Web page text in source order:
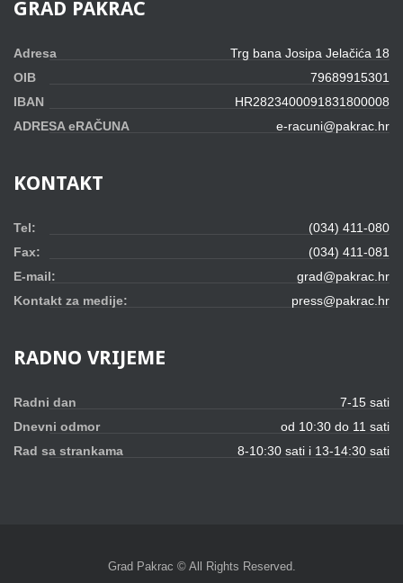
GRAD PAKRAC
Adresa
Trg bana Josipa Jelačića 18
OIB
79689915301
IBAN
HR2823400091831800008
ADRESA eRAČUNA
e-racuni@pakrac.hr
KONTAKT
Tel:
(034) 411-080
Fax:
(034) 411-081
E-mail:
grad@pakrac.hr
Kontakt za medije:
press@pakrac.hr
RADNO VRIJEME
Radni dan
7-15 sati
Dnevni odmor
od 10:30 do 11 sati
Rad sa strankama
8-10:30 sati i 13-14:30 sati
Grad Pakrac © All Rights Reserved.